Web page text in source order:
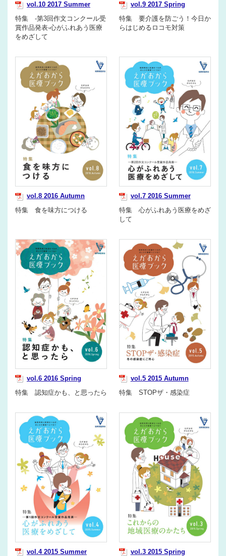
vol.10 2017 Summer
特集 -第3回作文コンクール受
賞作品発表-心がふれあう医療
をめざして
vol.9 2017 Spring
特集 要介護を防ごう！今日か
らはじめるロコモ対策
vol.8 2016 Autumn
特集 食を味方につける
vol.7 2016 Summer
特集 心がふれあう医療をめざ
して
vol.6 2016 Spring
特集 認知症かも、と思ったら
vol.5 2015 Autumn
特集 STOPザ・感染症
vol.4 2015 Summer
vol.3 2015 Spring